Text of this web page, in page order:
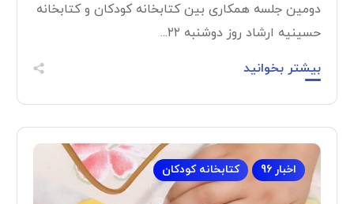
دومین جلسه همكاری بين كتابخانه كودكان و كتابخانه
حسينيه ارشاد روز دوشنبه ۲۲...
بیشتر بخوانید
اخبار 96 کتابخانه کودکان